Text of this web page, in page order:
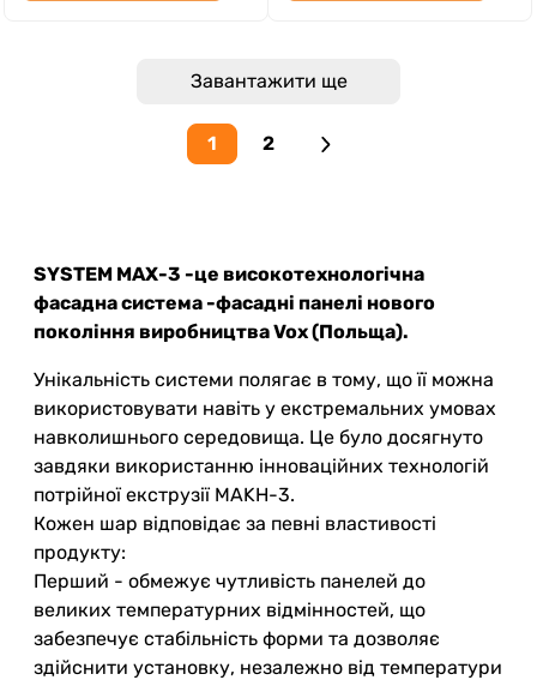
Завантажити ще
1 2
SYSTEM МАХ-3 -це високотехнологічна
фасадна система -фасадні панелі нового
покоління виробництва Vox (Польща).
Унікальність системи полягає в тому, що її можна
використовувати навіть у екстремальних умовах
навколишнього середовища. Це було досягнуто
завдяки використанню інноваційних технологій
потрійної екструзії MAKH-3.
Кожен шар відповідає за певні властивості
продукту:
Перший - обмежує чутливість панелей до
великих температурних відмінностей, що
забезпечує стабільність форми та дозволяє
здійснити установку, незалежно від температури